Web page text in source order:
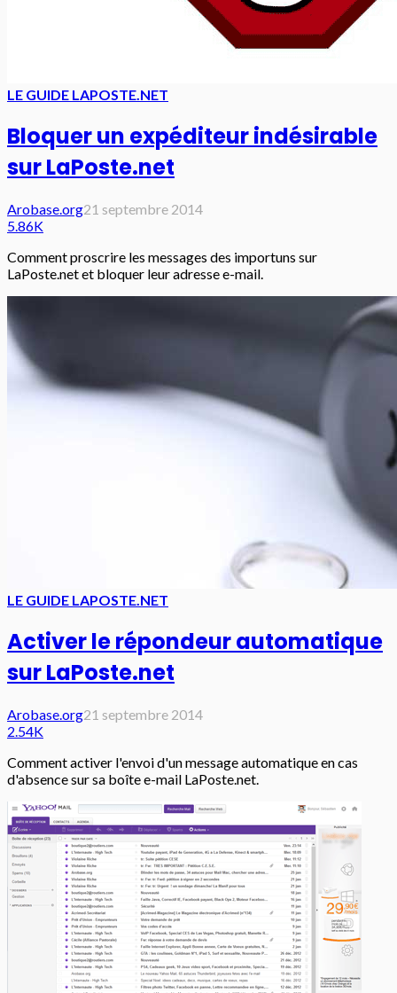
LE GUIDE LAPOSTE.NET
Bloquer un expéditeur indésirable
sur LaPoste.net
Arobase.org21 septembre 2014
5.86K
Comment proscrire les messages des importuns sur
LaPoste.net et bloquer leur adresse e-mail.
LE GUIDE LAPOSTE.NET
Activer le répondeur automatique
sur LaPoste.net
Arobase.org21 septembre 2014
2.54K
Comment activer l'envoi d'un message automatique en cas
d'absence sur sa boîte e-mail LaPoste.net.